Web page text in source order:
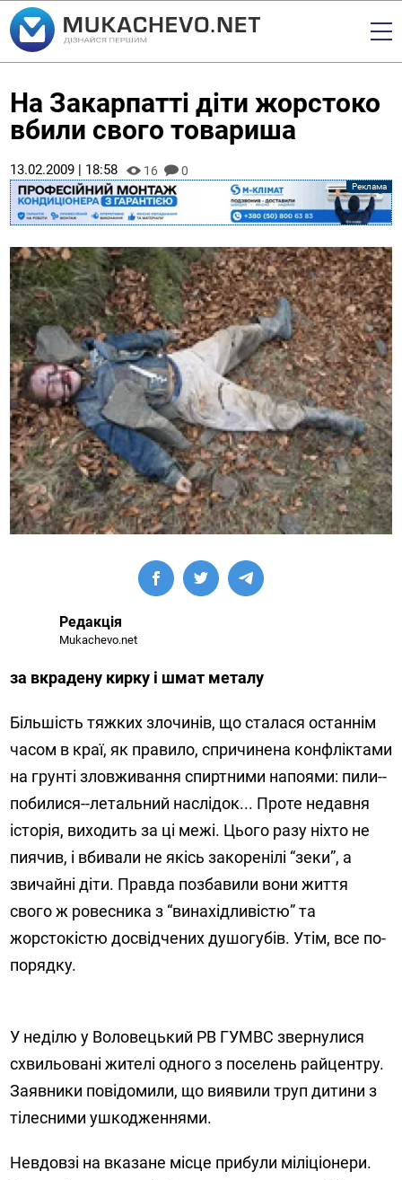
На Закарпатті діти жорстоко
вбили свого товариша
13.02.2009 | 18:58 16 0
Редакція
Mukachevo.net
за вкрадену кирку і шмат металу
Більшість тяжких злочинів, що сталася останнім
часом в краї, як правило, спричинена конфліктами
на грунті зловживання спиртними напоями: пили--
побилися--летальний наслідок... Проте недавня
історія, виходить за ці межі. Цього разу ніхто не
пиячив, і вбивали не якісь закоренілі “зеки”, а
звичайні діти. Правда позбавили вони життя
свого ж ровесника з “винахідливістю” та
жорстокістю досвідчених душогубів. Утім, все по-
порядку.
У неділю у Воловецький РВ ГУМВС звернулися
схвильовані жителі одного з поселень райцентру.
Заявники повідомили, що виявили труп дитини з
тілесними ушкодженнями.
Невдовзі на вказане місце прибули міліціонери.